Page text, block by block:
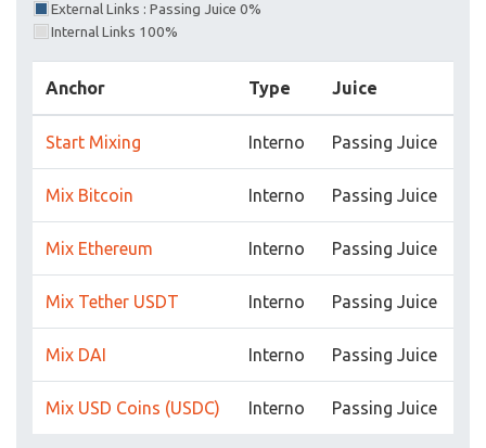
External Links : Passing Juice 0%
Internal Links 100%
Anchor Type Juice
Start Mixing Interno Passing Juice
Mix Bitcoin Interno Passing Juice
Mix Ethereum Interno Passing Juice
Mix Tether USDT Interno Passing Juice
Mix DAI Interno Passing Juice
Mix USD Coins (USDC) Interno Passing Juice